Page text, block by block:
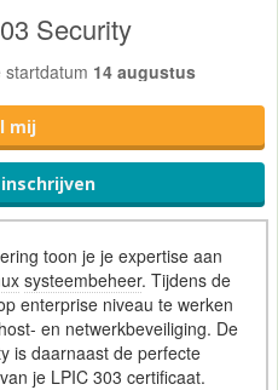
Security
startdatum 14 augustus
mij
toon je je expertise aan
systeembeheer. Tijdens de
enterprise niveau te werken
en netwerkbeveiliging. De
is daarnaast de perfecte
je LPIC 303 certificaat.